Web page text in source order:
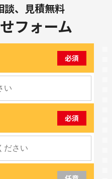
談、見積無料
フォーム
必須
必須